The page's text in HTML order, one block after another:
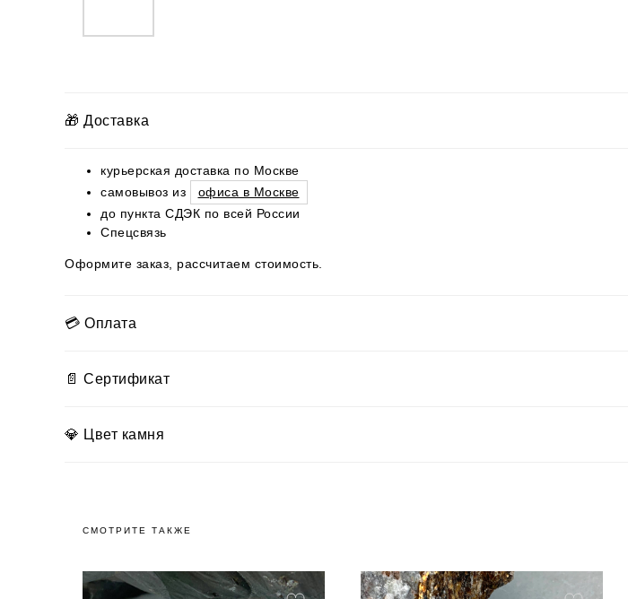
🎁 Доставка
курьерская доставка по Москве
самовывоз из
офиса в Москве
до пункта СДЭК по всей России
Спецсвязь
Оформите заказ, рассчитаем стоимость.
💳 Оплата
📄 Сертификат
💎 Цвет камня
СМОТРИТЕ ТАКЖЕ